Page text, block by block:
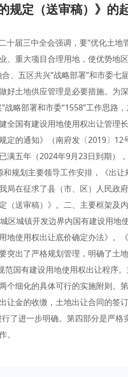
规定（送审稿）》的
十届三中全会强调，要“优化土
、重大项目合理用地，使优势地
、五区共兴”战略部署”和市委七
好土地供应管理是必要措施。为
战略部署和市委“1558”工作思路
全国有建设用地使用权出让管理
定的通知》（南府发〔2019〕
满五年（2024年9月23日到期）
规划主要领导工作安排，《出
局在征求了县（市、区）人民政
（送审稿）》。二、主要框架及
区城镇开发边界内国有建设用地
地使用权出让底价确定办法》。
突出了严格规划管理，明确了土
范国有建设用地使用权出让程序
个细化的具体可行的实施附则。
让金的收缴，土地出让合同的签
了进一步明确。第四部分是严格